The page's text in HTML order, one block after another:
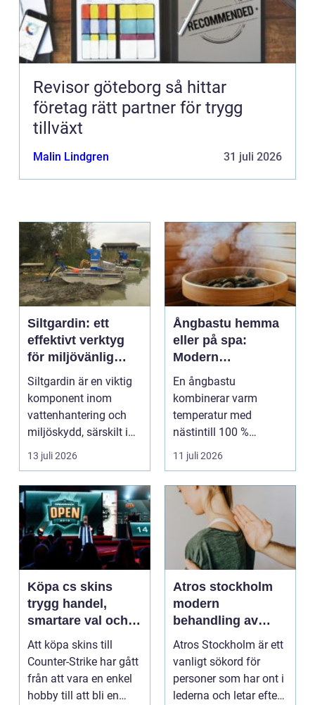
Revisor göteborg så hittar
företag rätt partner för trygg
tillväxt
Malin Lindgren 31 juli 2026
Siltgardin: ett
effektivt verktyg
för miljövänlig
vattenhantering
Siltgardin är en viktig
komponent inom
vattenhantering och
miljöskydd, särskilt i
verksamheter som i...
13 juli 2026
Ångbastu hemma
eller på spa:
Modern
återhämtning med
uråldrig logik
En ångbastu
kombinerar varm
temperatur med
nästintill 100 %
luftfuktighet för att
sk...
11 juli 2026
Köpa cs skins
trygg handel,
smartare val och
bättre affärer
Att köpa skins till
Counter-Strike har gått
från att vara en enkel
hobby till att bli en
Atros stockholm
modern
behandling av
ledbesvär i
huvudstaden
Atros Stockholm är ett
vanligt sökord för
personer som har ont i
lederna och letar efter